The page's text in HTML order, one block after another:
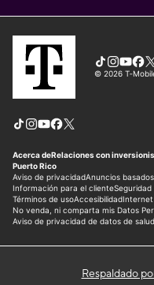
Respaldado